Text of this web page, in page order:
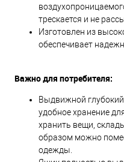
трескается и не
Изготовлен из
обеспечивает
Важно для потребителя:
Выдвижной
удобное хранение
хранить вещи,
образом можно
одежды.